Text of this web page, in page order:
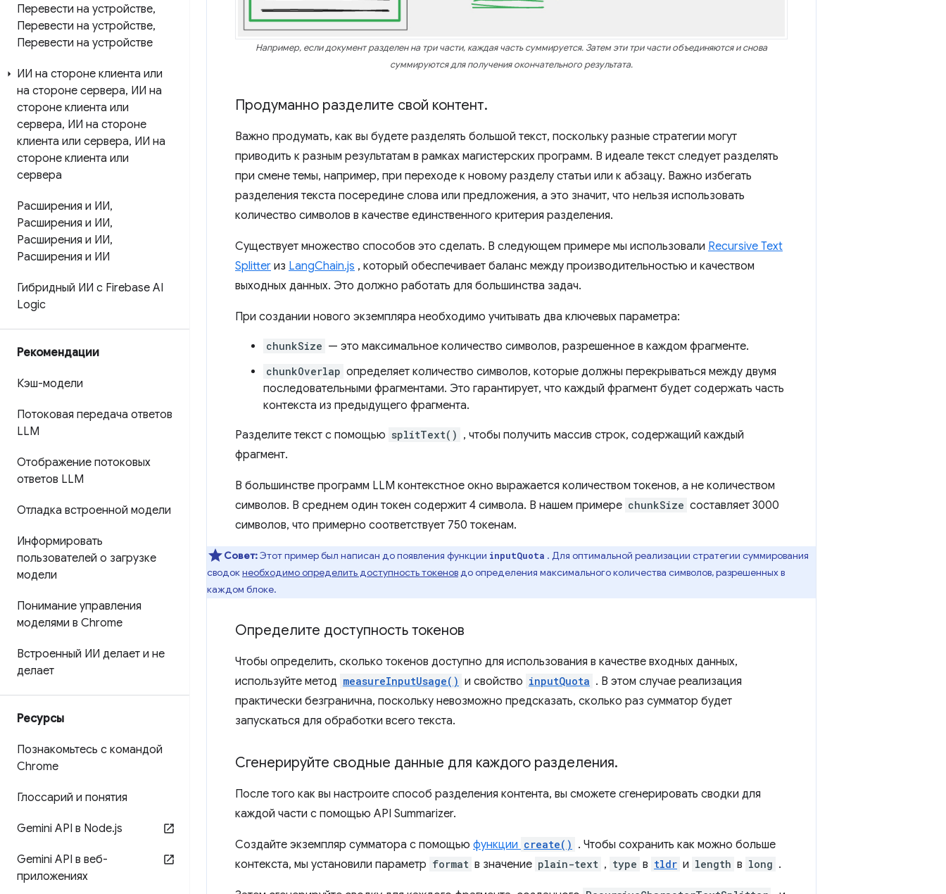
Перевести на устройстве,
Перевести на устройстве,
Перевести на устройстве
ИИ на стороне клиента или
на стороне сервера, ИИ на
стороне клиента или
сервера, ИИ на стороне
клиента или сервера, ИИ на
стороне клиента или
сервера
Расширения и ИИ,
Расширения и ИИ,
Расширения и ИИ,
Расширения и ИИ
Гибридный ИИ с Firebase AI
Logic
Рекомендации
Кэш-модели
Потоковая передача ответов
LLM
Отображение потоковых
ответов LLM
Отладка встроенной модели
Информировать
пользователей о загрузке
модели
Понимание управления
моделями в Chrome
Встроенный ИИ делает и не
делает
Ресурсы
Познакомьтесь с командой
Chrome
Глоссарий и понятия
Gemini API в Node.js
Gemini API в веб-
приложениях
Например, если документ разделен на три части, каждая часть суммируется. Затем эти три части объединяются и снова
суммируются для получения окончательного результата.
Продуманно разделите свой контент.
Важно продумать, как вы будете разделять большой текст, поскольку разные стратегии могут
приводить к разным результатам в рамках магистерских программ. В идеале текст следует разделять
при смене темы, например, при переходе к новому разделу статьи или к абзацу. Важно избегать
разделения текста посередине слова или предложения, а это значит, что нельзя использовать
количество символов в качестве единственного критерия разделения.
Существует множество способов это сделать. В следующем примере мы использовали Recursive Text
Splitter из LangChain.js , который обеспечивает баланс между производительностью и качеством
выходных данных. Это должно работать для большинства задач.
При создании нового экземпляра необходимо учитывать два ключевых параметра:
chunkSize — это максимальное количество символов, разрешенное в каждом фрагменте.
chunkOverlap определяет количество символов, которые должны перекрываться между двумя
последовательными фрагментами. Это гарантирует, что каждый фрагмент будет содержать часть
контекста из предыдущего фрагмента.
Разделите текст с помощью splitText() , чтобы получить массив строк, содержащий каждый
фрагмент.
В большинстве программ LLM контекстное окно выражается количеством токенов, а не количеством
символов. В среднем один токен содержит 4 символа. В нашем примере chunkSize составляет 3000
символов, что примерно соответствует 750 токенам.
Совет:Этот пример был написан до появления функции inputQuota . Для оптимальной реализации стратегии суммирования
сводокнеобходимо определить доступность токенов до определения максимального количества символов, разрешенных в
каждом блоке.
Определите доступность токенов
Чтобы определить, сколько токенов доступно для использования в качестве входных данных,
используйте метод measureInputUsage() и свойство inputQuota . В этом случае реализация
практически безгранична, поскольку невозможно предсказать, сколько раз сумматор будет
запускаться для обработки всего текста.
Сгенерируйте сводные данные для каждого разделения.
После того как вы настроите способ разделения контента, вы сможете сгенерировать сводки для
каждой части с помощью API Summarizer.
Создайте экземпляр сумматора с помощью функции create() . Чтобы сохранить как можно больше
контекста, мы установили параметр format в значение plain-text , type в tldr и length в long .